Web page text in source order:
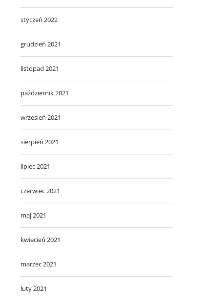
styczeń 2022
grudzień 2021
listopad 2021
październik 2021
wrzesień 2021
sierpień 2021
lipiec 2021
czerwiec 2021
maj 2021
kwiecień 2021
marzec 2021
luty 2021